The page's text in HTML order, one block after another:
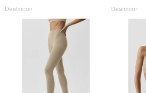
Dealmoon Dealmoon